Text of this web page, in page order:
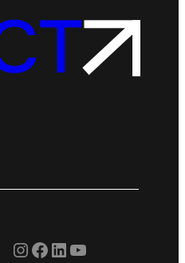
Instagram
Facebook
LinkedIn
YouTube